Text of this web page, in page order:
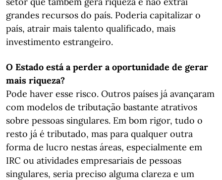
grandes recursos do país. Poderia capitalizar o
país, atrair mais talento qualificado, mais
investimento estrangeiro.
O Estado está a perder a oportunidade de gerar
mais riqueza?
Pode haver esse risco. Outros países já avançaram
com modelos de tributação bastante atrativos
sobre pessoas singulares. Em bom rigor, tudo o
resto já é tributado, mas para qualquer outra
forma de lucro nestas áreas, especialmente em
IRC ou atividades empresariais de pessoas
singulares, seria preciso alguma clareza e um